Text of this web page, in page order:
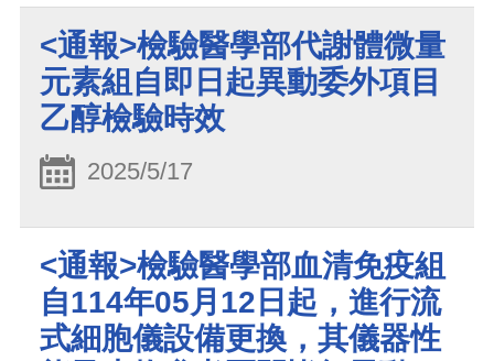
<通報>檢驗醫學部代謝體微量
元素組自即日起異動委外項目
乙醇檢驗時效
2025/5/17
<通報>檢驗醫學部血清免疫組
自114年05月12日起，進行流
式細胞儀設備更換，其儀器性